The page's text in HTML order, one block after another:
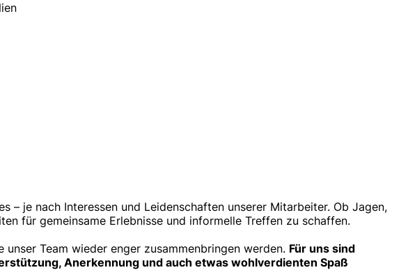
– je nach Interessen und Leidenschaften unserer Mitarbeiter. Ob Jagen,
für gemeinsame Erlebnisse und informelle Treffen zu schaffen.
Team wieder enger zusammenbringen werden. Für uns sind
Anerkennung und auch etwas wohlverdienten Spaß